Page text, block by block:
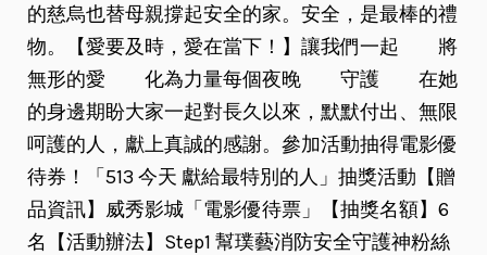
的慈烏也替母親撐起安全的家。安全，是最棒的禮
物。【愛要及時，愛在當下！】讓我們一起 將
無形的愛 化為力量每個夜晚 守護 在她
的身邊期盼大家一起對長久以來，默默付出、無限
呵護的人，獻上真誠的感謝。參加活動抽得電影優
待券！「513 今天 獻給最特別的人」抽獎活動【贈
品資訊】威秀影城「電影優待票」【抽獎名額】6
名【活動辦法】Step1 幫璞藝消防安全守護神粉絲